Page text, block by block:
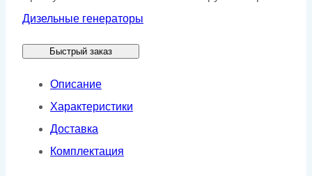
Stamford
352CL
кожухе
Дизельные генераторы
Быстрый заказ
Описание
Характеристики
Доставка
Комплектация